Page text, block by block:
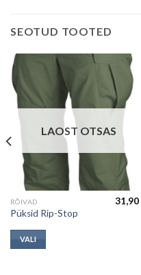
SEOTUD TOOTED
LAOST OTSAS
RÕIVAD
Püksid Rip-Stop
31,90
VALI
This
product
has